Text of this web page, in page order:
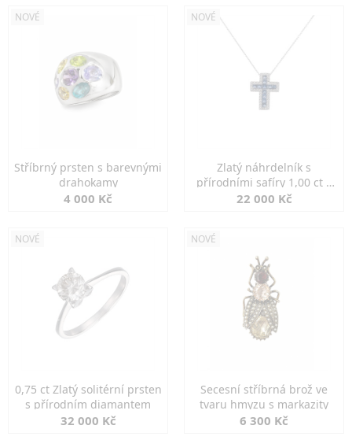
NOVÉ
Stříbrný prsten s barevnými
drahokamy
4 000 Kč
NOVÉ
Zlatý náhrdelník s
přírodními safíry 1,00 ct a
diamanty
22 000 Kč
NOVÉ
0,75 ct Zlatý solitérní prsten
s přírodním diamantem
32 000 Kč
NOVÉ
Secesní stříbrná brož ve
tvaru hmyzu s markazity
6 300 Kč